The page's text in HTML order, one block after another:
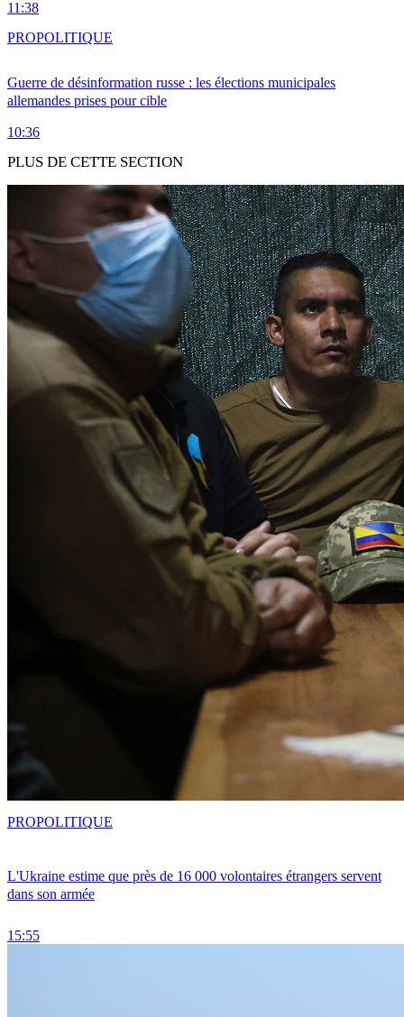
11:38
Guerre de désinformation russe : les élections municipales
allemandes prises pour cible
10:36
PROPOLITIQUE
PLUS DE CETTE SECTION
L'Ukraine estime que près de 16 000 volontaires étrangers servent
dans son armée
15:55
PROPOLITIQUE